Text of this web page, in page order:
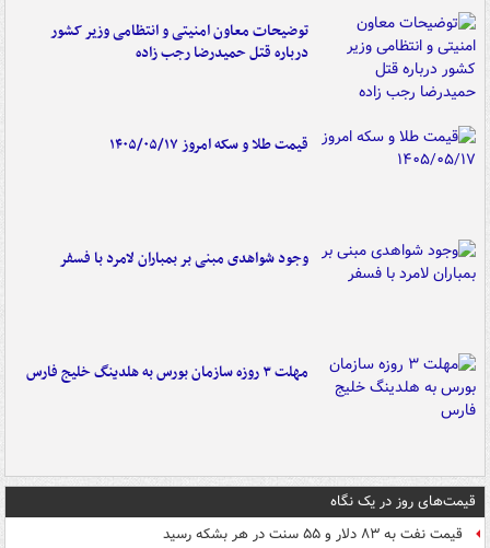
توضیحات معاون امنیتی و انتظامی وزیر کشور
درباره قتل حمیدرضا رجب زاده
قیمت طلا و سکه امروز ۱۴۰۵/۰۵/۱۷
وجود شواهدی مبنی بر بمباران لامرد با فسفر
مهلت ۳ روزه سازمان بورس به هلدینگ خلیج فارس
قیمت‌های روز در یک نگاه
قیمت نفت به ۸۳ دلار و ۵۵ سنت در هر بشکه رسید